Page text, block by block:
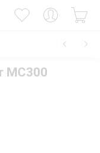
MC300